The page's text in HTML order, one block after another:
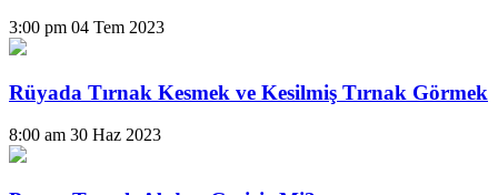
3:00 pm 04 Tem 2023
Rüyada Tırnak Kesmek ve Kesilmiş Tırnak Görmek
8:00 am 30 Haz 2023